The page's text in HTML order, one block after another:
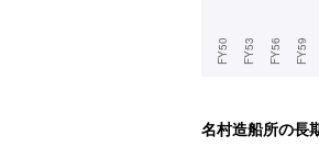
名村造船所の長